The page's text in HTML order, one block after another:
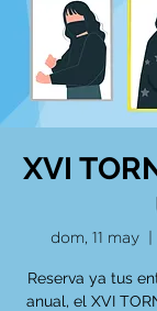
XVI
dom, 11 may
  |
Reserva ya tus
anual, el XVI